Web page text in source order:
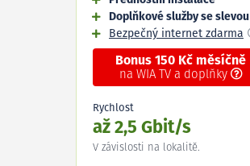
Doplňkové služby se slevou
Bezpečný internet zdarma
Bonus 150 Kč měsíčně
na WIA TV a doplňky
Rychlost
až 2,5 Gbit/s
V závislosti na lokalitě.